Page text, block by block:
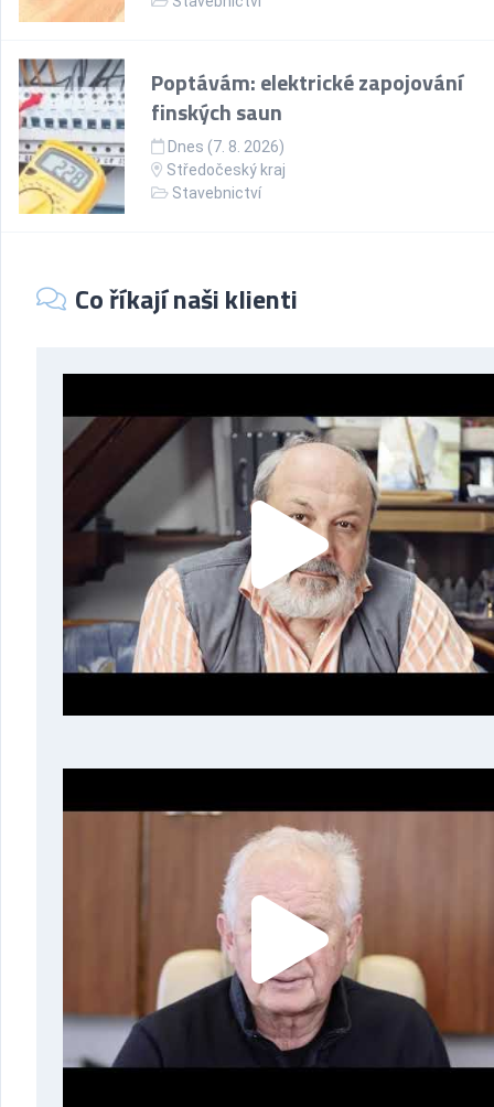
Poptávám: elektrické zapojování
finských saun
Dnes (7. 8. 2026)
Středočeský kraj
Stavebnictví
Co říkají naši klienti